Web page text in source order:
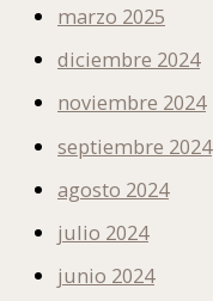
marzo 2025
diciembre 2024
noviembre 2024
septiembre 2024
agosto 2024
julio 2024
junio 2024